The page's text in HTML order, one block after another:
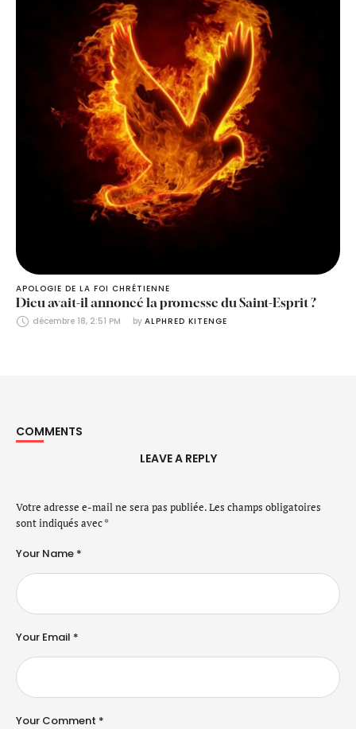
APOLOGIE DE LA FOI CHRÉTIENNE
Dieu avait-il annoncé la promesse du Saint-Esprit ?
décembre 18, 2:51 PM by ALPHRED KITENGE
COMMENTS
LEAVE A REPLY
Votre adresse e-mail ne sera pas publiée.Les champs obligatoires
sont indiqués avec*
Your Comment *
Your Name *
Your Email *